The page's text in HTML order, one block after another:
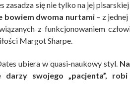
zasadza się nie tylko na jej
bowiem dwoma nurtami– z jednej
z funkcjonowaniem
Margot Sharpe.
ubiera w quasi-naukowy styl.
darzy swojego „pacjenta”,